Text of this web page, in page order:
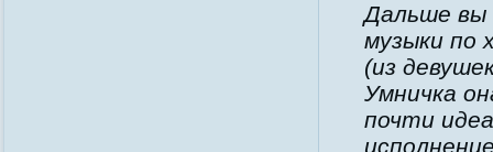
Дальше вы
музыки по
(из
Умничка
почти